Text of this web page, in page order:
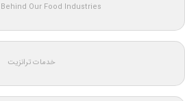
Our Food Industries
خدمات ترانزیت